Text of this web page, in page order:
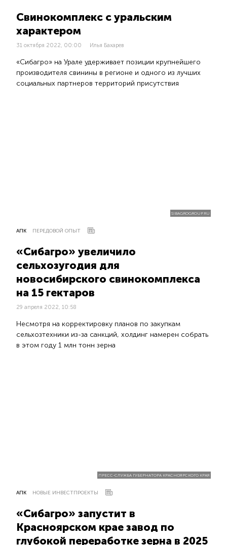
Свинокомплекс с уральским
характером
31 октября 2022, 00:00 Илья Бахарев
«Сибагро» на Урале удерживает позиции крупнейшего
производителя свинины в регионе и одного из лучших
социальных партнеров территорий присутствия
SIBAGROGROUP.RU
АПК ПЕРЕДОВОЙ ОПЫТ
«Сибагро» увеличило
сельхозугодия для
новосибирского свинокомплекса
на 15 гектаров
29 апреля 2022, 10:58
Несмотря на корректировку планов по закупкам
сельхозтехники из-за санкций, холдинг намерен собрать
в этом году 1 млн тонн зерна
ПРЕСС-СЛУЖБА ГУБЕРНАТОРА КРАСНОЯРСКОГО КРАЯ
АПК НОВЫЕ ИНВЕСТПРОЕКТЫ
«Сибагро» запустит в
Красноярском крае завод по
глубокой переработке зерна в 2025